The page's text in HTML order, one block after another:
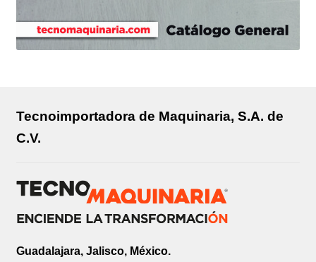
Tecnoimportadora de Maquinaria, S.A. de
C.V.
Guadalajara, Jalisco, México.